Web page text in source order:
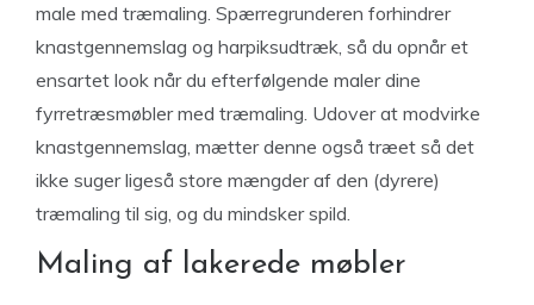
male med træmaling. Spærregrunderen forhindrer
knastgennemslag og harpiksudtræk, så du opnår et
ensartet look når du efterfølgende maler dine
fyrretræsmøbler med træmaling. Udover at modvirke
knastgennemslag, mætter denne også træet så det
ikke suger ligeså store mængder af den (dyrere)
træmaling til sig, og du mindsker spild.
Maling af lakerede møbler